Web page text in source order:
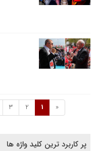
«
1
2
3
پر کاربرد ترین کلید واژه ها